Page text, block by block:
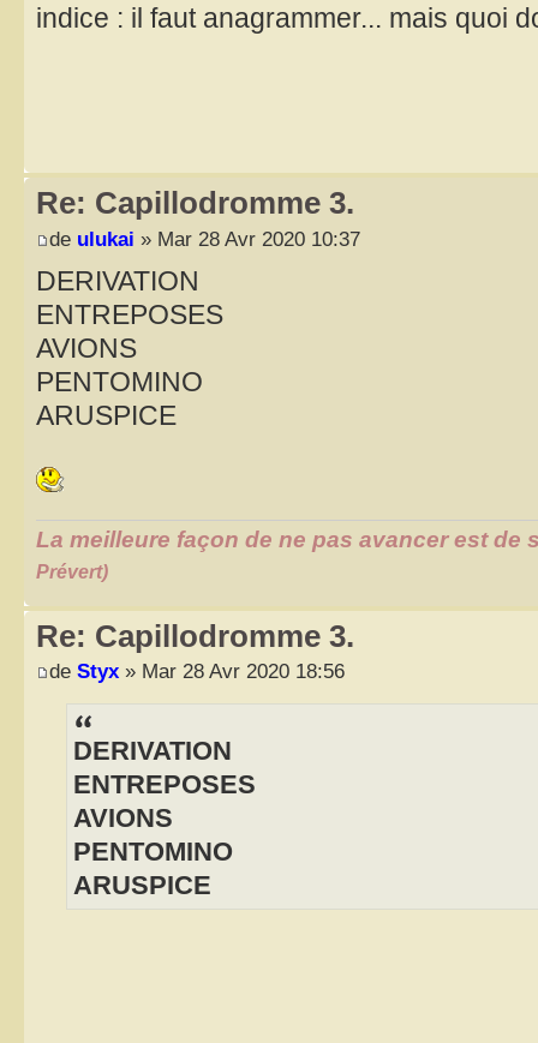
indice : il faut anagrammer... mais quoi
Re: Capillodromme 3.
de ulukai » Mar 28 Avr 2020 10:37
DERIVATION
ENTREPOSES
AVIONS
PENTOMINO
ARUSPICE
La meilleure façon de ne pas avancer est de
Prévert)
Re: Capillodromme 3.
de Styx » Mar 28 Avr 2020 18:56
DERIVATION
ENTREPOSES
AVIONS
PENTOMINO
ARUSPICE